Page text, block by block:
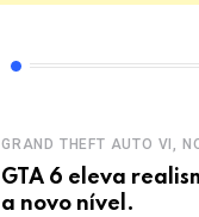
GRAND THEFT AUTO VI,
GTA 6 eleva
a novo nível.